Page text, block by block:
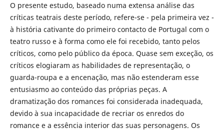
O presente estudo, baseado numa extensa análise das
críticas teatrais deste período, refere-se - pela primeira vez -
à história cativante do primeiro contacto de Portugal com o
teatro russo e à forma como ele foi recebido, tanto pelos
críticos, como pelo público da época. Quase sem exceção, os
críticos elogiaram as habilidades de representação, o
guarda-roupa e a encenação, mas não estenderam esse
entusiasmo ao conteúdo das próprias peças. A
dramatização dos romances foi considerada inadequada,
devido à sua incapacidade de recriar os enredos do
romance e a essência interior das suas personagens. Os